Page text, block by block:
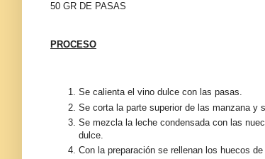
50 GR DE PASAS
PROCESO
Se calienta el vino dulce con las pasas.
Se corta la parte superior de las manzana y
Se mezcla la leche condensada con las
dulce.
Con la preparación se rellenan los huecos